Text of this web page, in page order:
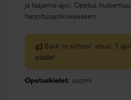
ja taajama-ajo). Opetus
harjoitusajokokeeseen.
Back to school -etusi: 3
päälle!
Opetuskielet: suomi